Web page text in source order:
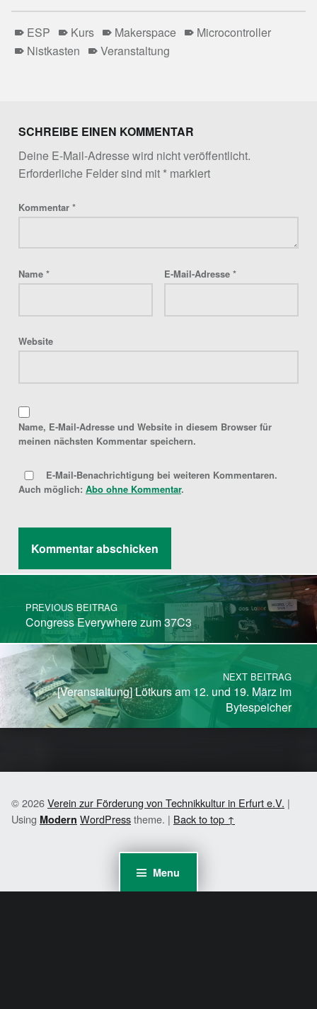
Menu
ESP Kurs Makerspace
Microcontroller
Nistkasten
Veranstaltung
SCHREIBE EINEN KOMMENTAR
Deine E-Mail-Adresse wird nicht veröffentlicht.
Erforderliche Felder sind mit *markiert
Kommentar *
Name * E-Mail-Adresse *
Website
Name, E-Mail-Adresse und Website in diesem Browser für
meinen nächsten Kommentar speichern.
E-Mail-Benachrichtigung bei weiteren Kommentaren.
Auch möglich: Abo ohne Kommentar.
Post navigation
PREVIOUS BEITRAG
Congress Everywhere zum 37C3
NEXT BEITRAG
[Veranstaltung] Lötkurs am 12. und 19. März im
Bytespeicher
© 2026Verein zur Förderung von Technikkultur in Erfurt e.V. |
Using Modern WordPresstheme. | Back to top ↑